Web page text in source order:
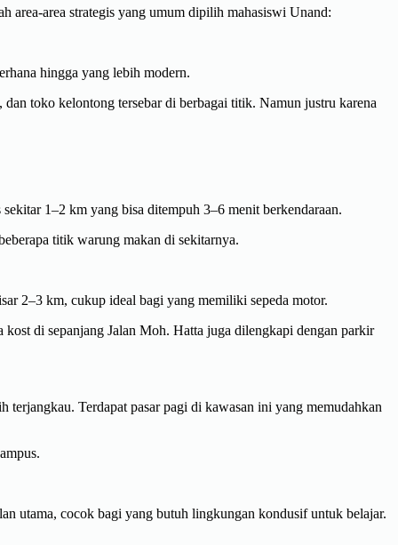
area-area strategis yang umum dipilih mahasiswi Unand:
hingga yang lebih modern.
toko kelontong tersebar di berbagai titik. Namun justru karena
1–2 km yang bisa ditempuh 3–6 menit berkendaraan.
titik warung makan di sekitarnya.
2–3 km, cukup ideal bagi yang memiliki sepeda motor.
di sepanjang Jalan Moh. Hatta juga dilengkapi dengan parkir
Terdapat pasar pagi di kawasan ini yang memudahkan
utama, cocok bagi yang butuh lingkungan kondusif untuk belajar.